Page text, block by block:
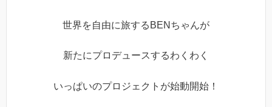
世界を自由に旅するBENちゃんが
新たにプロデュースするわくわく
いっぱいのプロジェクトが始動開始！